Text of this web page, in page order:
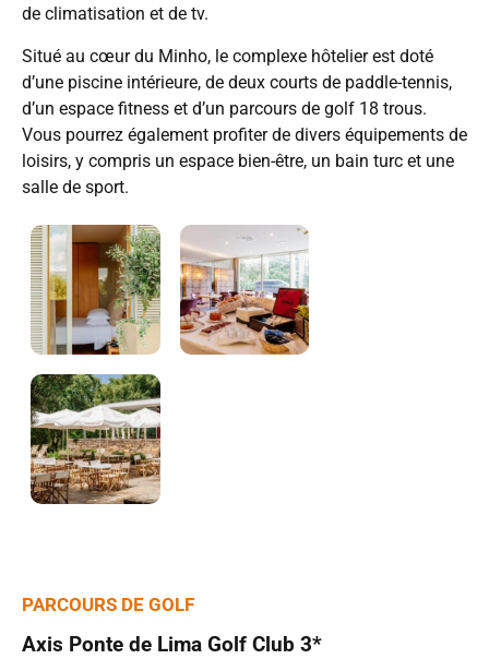
de climatisation et de tv.
Situé au cœur du Minho, le complexe hôtelier est doté
d’une piscine intérieure, de deux courts de paddle-tennis,
d’un espace fitness et d’un parcours de golf 18 trous.
Vous pourrez également profiter de divers équipements de
loisirs, y compris un espace bien-être, un bain turc et une
salle de sport.
PARCOURS DE GOLF
Axis Ponte de Lima Golf Club 3*